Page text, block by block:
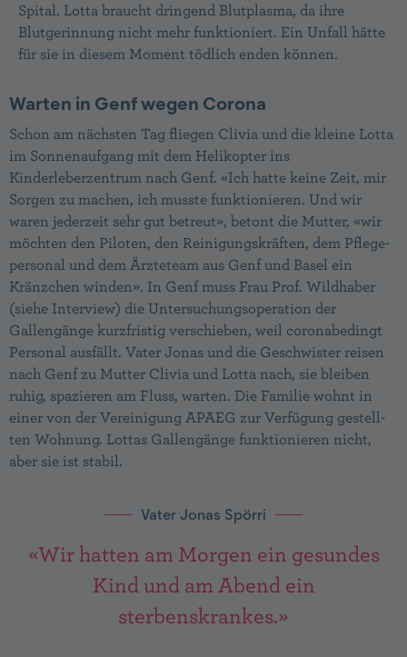
Spital. Lotta braucht dringend Blutplasma, da ihre
Blutgerinnung nicht mehr funktioniert. Ein Unfall hätte
für sie in diesem Moment tödlich enden können.
Warten in Genf wegen Corona
Schon am nächsten Tag fliegen Clivia und die kleine Lotta
im Sonnenaufgang mit dem Helikopter ins
Kinderleberzentrum nach Genf. «Ich hatte keine Zeit, mir
Sorgen zu machen, ich musste funktionieren. Und wir
waren jederzeit sehr gut betreut», betont die Mutter, «wir
möchten den Piloten, den Reinigungskräften, dem Pflege­
personal und dem Ärzteteam aus Genf und Basel ein
Kränzchen winden». In Genf muss Frau Prof. Wildhaber
(siehe Interview) die Untersuchungs­operation der
Gallengänge kurzfristig verschieben, weil coronabedingt
Personal ausfällt. Vater Jonas und die Geschwister reisen
nach Genf zu Mutter Clivia und Lotta nach, sie bleiben
ruhig, spazieren am Fluss, warten. Die Familie wohnt in
einer von der Vereinigung APAEG zur Verfügung gestell­
ten Wohnung. Lottas Gallengänge funktionieren nicht,
aber sie ist stabil.
Vater Jonas Spörri
«Wir hatten am Morgen ein gesundes
Kind und am Abend ein
sterbenskrankes.»